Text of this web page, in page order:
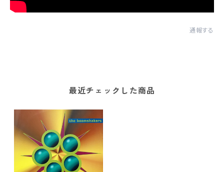
通報する
最近チェックした商品